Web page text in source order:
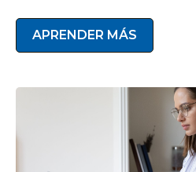
APRENDER MÁS